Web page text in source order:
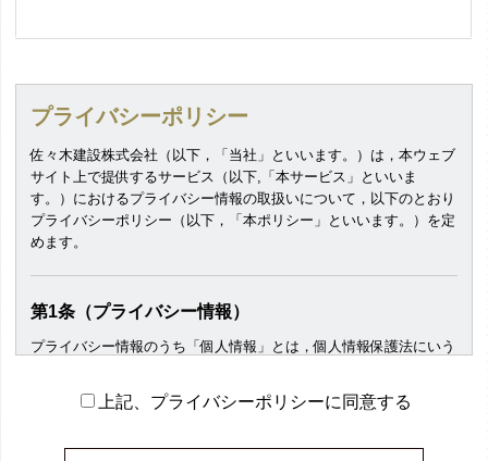
プライバシーポリシー
佐々木建設株式会社（以下，「当社」といいます。）は，本ウェブ
サイト上で提供するサービス（以下,「本サービス」といいま
す。）におけるプライバシー情報の取扱いについて，以下のとおり
プライバシーポリシー（以下，「本ポリシー」といいます。）を定
めます。
第1条（プライバシー情報）
プライバシー情報のうち「個人情報」とは，個人情報保護法にいう
て，当該情報に含まれる氏名，生年月日，住所，電話番号，連絡先
その他の記述等により特定の個人を識別できる情報を指します。
上記、プライバシーポリシーに同意する